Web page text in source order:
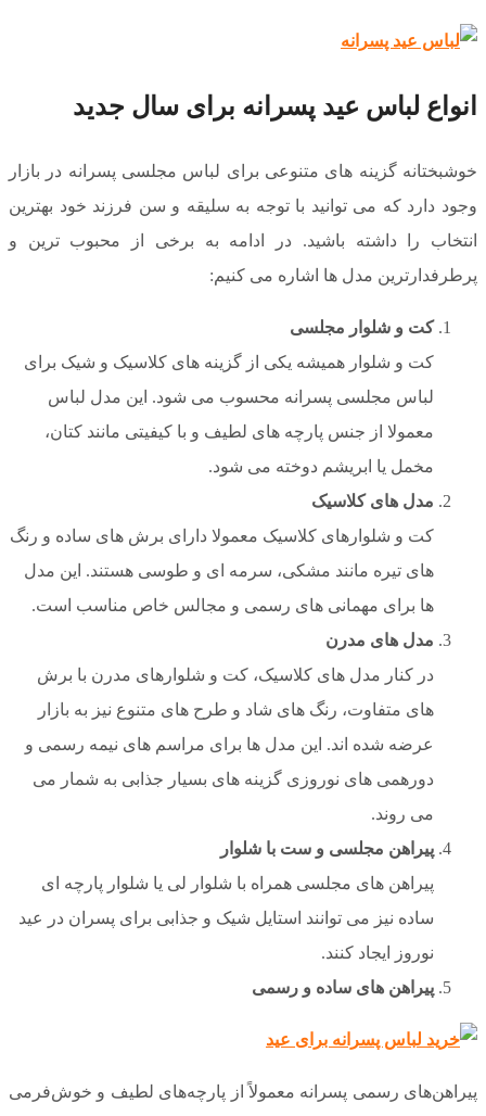
انواع لباس عید پسرانه برای سال جدید
خوشبختانه گزینه های متنوعی برای لباس مجلسی پسرانه در بازار
وجود دارد که می توانید با توجه به سلیقه و سن فرزند خود بهترین
انتخاب را داشته باشید. در ادامه به برخی از محبوب ترین و
پرطرفدارترین مدل ها اشاره می کنیم:
کت و شلوار مجلسی
کت و شلوار همیشه یکی از گزینه های کلاسیک و شیک برای
لباس مجلسی پسرانه محسوب می شود. این مدل لباس
معمولا از جنس پارچه های لطیف و با کیفیتی مانند کتان،
مخمل یا ابریشم دوخته می شود.
مدل های کلاسیک
کت و شلوارهای کلاسیک معمولا دارای برش های ساده و رنگ
های تیره مانند مشکی، سرمه ای و طوسی هستند. این مدل
ها برای مهمانی های رسمی و مجالس خاص مناسب است.
مدل های مدرن
در کنار مدل های کلاسیک، کت و شلوارهای مدرن با برش
های متفاوت، رنگ های شاد و طرح های متنوع نیز به بازار
عرضه شده اند. این مدل ها برای مراسم های نیمه رسمی و
دورهمی های نوروزی گزینه های بسیار جذابی به شمار می
می روند.
پیراهن مجلسی و ست با شلوار
پیراهن های مجلسی همراه با شلوار لی یا شلوار پارچه ای
ساده نیز می توانند استایل شیک و جذابی برای پسران در عید
نوروز ایجاد کنند.
پیراهن های ساده و رسمی
پیراهن‌های رسمی پسرانه معمولاً از پارچه‌های لطیف و خوش‌فرمی